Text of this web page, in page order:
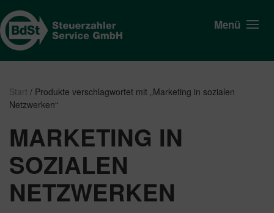
Menü
Start / Produkte verschlagwortet mit „Marketing in sozialen
Netzwerken“
MARKETING IN
SOZIALEN
NETZWERKEN